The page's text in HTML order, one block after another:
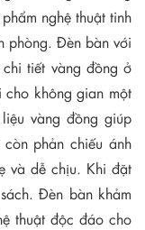
nghệ thuật tinh
phòng. Đèn bàn với
tiết vàng đồng ở
cho không gian một
vàng đồng giúp
phản chiếu ánh
và dễ chịu. Khi đặt
Đèn bàn khảm
thuật độc đáo cho